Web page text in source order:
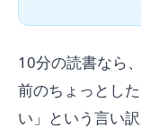
10分の読書なら
前のちょっとし
い」という言い